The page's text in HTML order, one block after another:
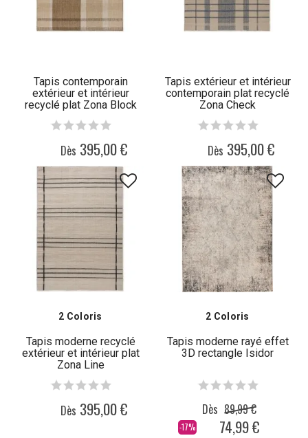
Tapis contemporain
extérieur et intérieur
recyclé plat Zona Block
Dès 395,00 €
Tapis extérieur et intérieur
contemporain plat recyclé
Zona Check
Dès 395,00 €
2 Coloris
Tapis moderne recyclé
extérieur et intérieur plat
Zona Line
Dès 395,00 €
2 Coloris
Tapis moderne rayé effet
3D rectangle Isidor
-17%
Dès 89,99 €
74,99 €